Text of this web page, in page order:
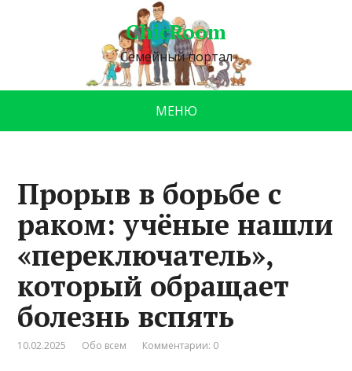
ChicRoom
Семейный портал
МЕНЮ
Прорыв в борьбе с
раком: учёные нашли
«переключатель»,
который обращает
болезнь вспять
10.02.2025 Обо всем Комментарии: 0